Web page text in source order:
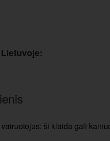
ši klaida gali